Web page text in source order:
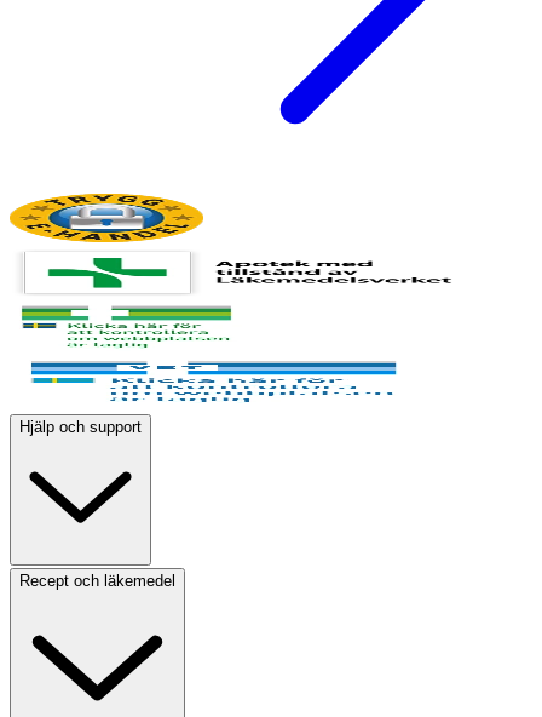
Hjälp och support
Recept och läkemedel